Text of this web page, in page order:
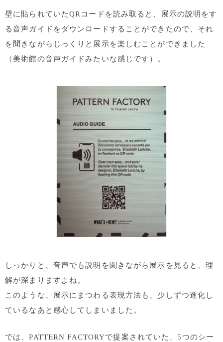
壁に貼られていたQRコードを読み取ると、展示の説明をす
る音声ガイドをダウンロードすることができたので、それ
を聞きながらじっくりと展示を楽しむことができました
（美術館の音声ガイドみたいな感じです）。
しっかりと、音声でも説明を聞きながら展示を見ると、理
解が深まりますよね。
このような、展示にまつわる表現方法も、少しずつ進化し
ているなあと感心してしまいました。
では、PATTERN FACTORYで提案されていた、5つのシー